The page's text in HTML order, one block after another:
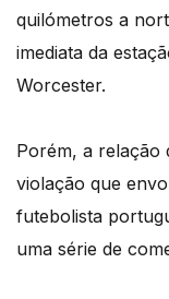
quilómetros a
imediata da
Worcester.
Porém, a relação
violação que
futebolista
uma série de